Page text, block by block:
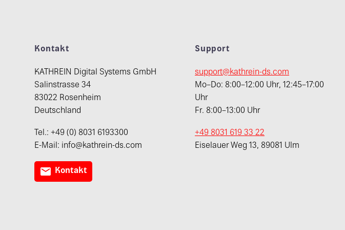
Kontakt
KATHREIN Digital Systems GmbH
Salinstrasse 34
83022 Rosenheim
Deutschland
Tel.: +49 (0) 8031 6193300
E-Mail: info@kathrein-ds.com
 Kontakt
Support
support@kathrein-ds.com
Mo–Do: 8:00–12:00 Uhr, 12:45–17:00
Uhr
Fr. 8:00–13:00 Uhr
+49 8031 619 33 22
Eiselauer Weg 13, 89081 Ulm